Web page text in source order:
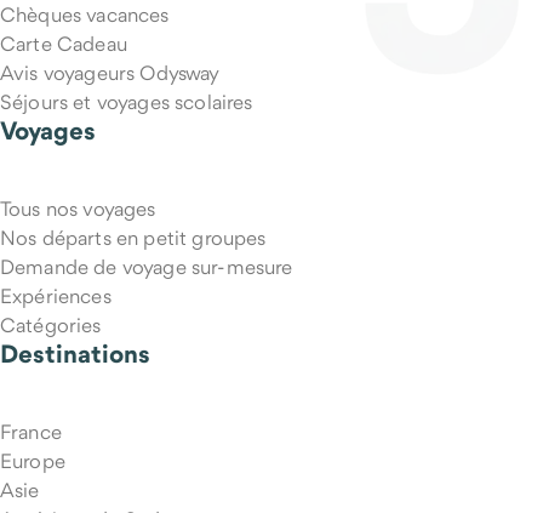
Chèques vacances
Carte Cadeau
Avis voyageurs Odysway
Séjours et voyages scolaires
Voyages
Tous nos voyages
Nos départs en petit groupes
Demande de voyage sur-mesure
Expériences
Catégories
Destinations
France
Europe
Asie